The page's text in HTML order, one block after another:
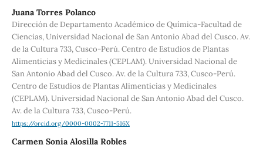
Juana Torres Polanco
Dirección de Departamento Académico de Química-Facultad de
Ciencias, Universidad Nacional de San Antonio Abad del Cusco. Av.
de la Cultura 733, Cusco-Perú. Centro de Estudios de Plantas
Alimenticias y Medicinales (CEPLAM). Universidad Nacional de
San Antonio Abad del Cusco. Av. de la Cultura 733, Cusco-Perú.
Centro de Estudios de Plantas Alimenticias y Medicinales
(CEPLAM). Universidad Nacional de San Antonio Abad del Cusco.
Av. de la Cultura 733, Cusco-Perú.
https://orcid.org/0000-0002-7711-516X
Carmen Sonia Alosilla Robles